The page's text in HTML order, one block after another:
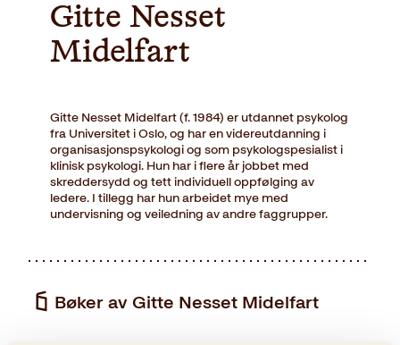
Gitte Nesset
Midelfart
Gitte Nesset Midelfart (f. 1984) er utdannet psykolog
fra Universitet i Oslo, og har en videreutdanning i
organisasjonspsykologi og som psykologspesialist i
klinisk psykologi. Hun har i flere år jobbet med
skreddersydd og tett individuell oppfølging av
ledere. I tillegg har hun arbeidet mye med
undervisning og veiledning av andre faggrupper.
Bøker av Gitte Nesset Midelfart